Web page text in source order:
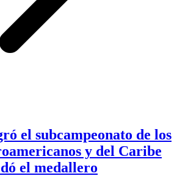
el subcampeonato de los
y del Caribe
el medallero